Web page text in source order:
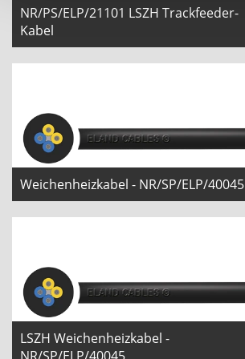
NR/PS/ELP/21101 LSZH Trackfeeder-
Kabel
Weichenheizkabel - NR/SP/ELP/40045
LSZH Weichenheizkabel -
NR/SP/ELP/40045